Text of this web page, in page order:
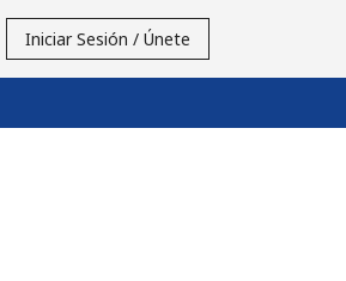
Iniciar Sesión / Únete